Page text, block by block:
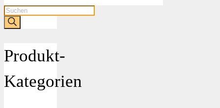
Products
search
Produkt-
Kategorien